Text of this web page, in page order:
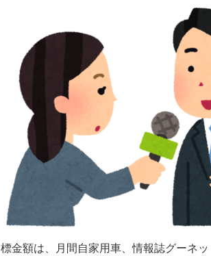
標金額は、月間自家用車、情報誌グーネ